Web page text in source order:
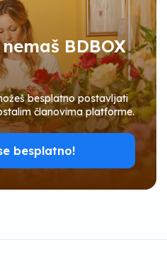
BDBOX
besplatno postavljati
članovima platforme.
besplatno!